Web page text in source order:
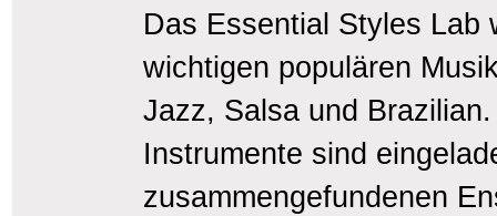
Das Essential Styles Lab
wichtigen populären
Jazz, Salsa und
Instrumente sind
zusammengefundenen